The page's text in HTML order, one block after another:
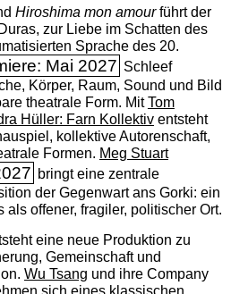
Hiroshima mon amourführt der
zur Liebe im Schatten des
Sprache des 20.
Mai 2027 Schleef
Körper, Raum, Sound und Bild
theatrale Form. MitTom
Hüller: Farn Kollektiventsteht
kollektive Autorenschaft,
Formen. Meg Stuart
bringt eine zentrale
der Gegenwart ans Gorki: ein
als offener, fragiler, politischer Ort.
eine neue Produktion zu
Gemeinschaft und
Wu Tsang und ihre Company